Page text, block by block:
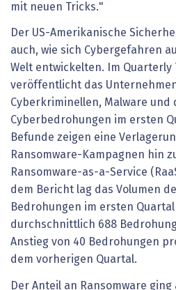
mit neuen Tricks."
Der US-Amerikanische
auch, wie sich Cybergefahren
Welt entwickelten. Im Quarterly
veröffentlicht das
Cyberkriminellen, Malware und
Cyberbedrohungen im ersten
Befunde zeigen eine
Ransomware-Kampagnen hin
Ransomware-as-a-Service
dem Bericht lag das Volumen
Bedrohungen im ersten Quartal
durchschnittlich 688
Anstieg von 40 Bedrohungen
dem vorherigen Quartal.
Der Anteil an Ransomware